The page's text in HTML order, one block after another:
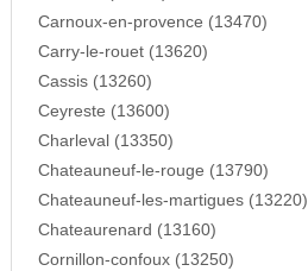
Carnoux-en-provence (13470)
Carry-le-rouet (13620)
Cassis (13260)
Ceyreste (13600)
Charleval (13350)
Chateauneuf-le-rouge (13790)
Chateauneuf-les-martigues (13220)
Chateaurenard (13160)
Cornillon-confoux (13250)